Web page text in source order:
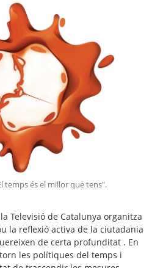
temps és el millor que tens".
Televisió de Catalunya organitza
la reflexió activa de la ciutadania
de certa profunditat . En
les polítiques del temps i